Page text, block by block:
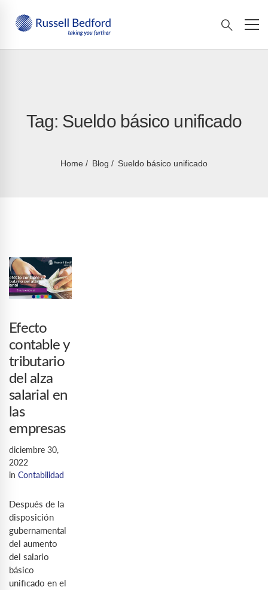
Tag: Sueldo básico unificado
Home Blog Sueldo básico unificado
Efecto
contable y
tributario
del alza
salarial en
las
empresas
diciembre 30,
2022
in Contabilidad
Después de la
disposición
gubernamental
del aumento
del salario
básico
unificado en el